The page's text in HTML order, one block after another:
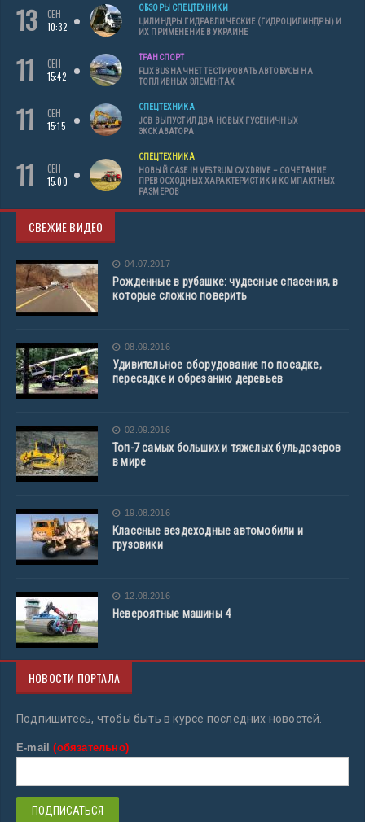
13
СЕН
10:32
ОБЗОРЫ СПЕЦТЕХНИКИ
ЦИЛИНДРЫ ГИДРАВЛИЧЕСКИЕ (ГИДРОЦИЛИНДРЫ) И
ИХ ПРИМЕНЕНИЕ В УКРАИНЕ
11
СЕН
15:42
ТРАНСПОРТ
FLIXBUS НАЧНЕТ ТЕСТИРОВАТЬ АВТОБУСЫ НА
ТОПЛИВНЫХ ЭЛЕМЕНТАХ
11
СЕН
15:15
СПЕЦТЕХНИКА
JCB ВЫПУСТИЛ ДВА НОВЫХ ГУСЕНИЧНЫХ
ЭКСКАВАТОРА
11
СЕН
15:00
СПЕЦТЕХНИКА
НОВЫЙ CASE IH VESTRUM CVXDRIVE – СОЧЕТАНИЕ
ПРЕВОСХОДНЫХ ХАРАКТЕРИСТИК И КОМПАКТНЫХ
РАЗМЕРОВ
СВЕЖИЕ ВИДЕО
04.07.2017
Рожденные в рубашке: чудесные спасения, в
которые сложно поверить
08.09.2016
Удивительное оборудование по посадке,
пересадке и обрезанию деревьев
02.09.2016
Топ-7 самых больших и тяжелых бульдозеров
в мире
19.08.2016
Классные вездеходные автомобили и
грузовики
12.08.2016
Невероятные машины 4
НОВОСТИ ПОРТАЛА
Подпишитесь, чтобы быть в курсе последних новостей.
E-mail(обязательно)